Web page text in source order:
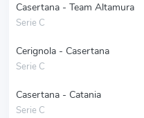
Casertana - Team Altamura
Serie C
Cerignola - Casertana
Serie C
Casertana - Catania
Serie C